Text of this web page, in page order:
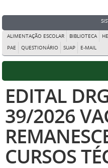
ALIMENTAÇÃO ESCOLAR BIBLIOTECA
PAE
QUESTIONÁRIO SUAP E-MAIL
EDITAL
39/2026
CURSOS